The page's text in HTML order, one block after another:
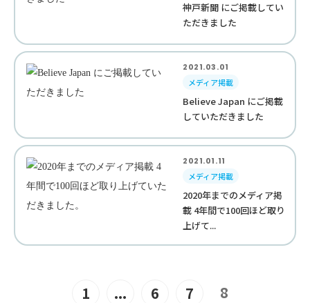
神戸新聞 にご掲載してい
ただきました
2021.03.01
メディア掲載
Believe Japan にご掲載
していただきました
2021.01.11
メディア掲載
2020年までのメディア掲
載 4年間で100回ほど取り
上げて...
1 ... 6 7 8